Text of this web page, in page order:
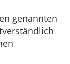
genannten